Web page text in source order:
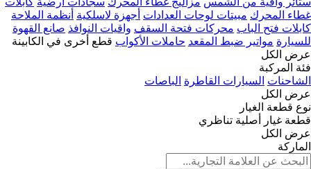
غطاء المحرك مبيتات لوحات العدادات أجهزة لاسلكية أنظمة الملاحة
كابلات فتح الباب محركات فتحة السقف واقيات النوافذ صانع القهوة
للسيارة مواتير ضبط المقعد حاملات الأكواب قطع أخرى في الكابينة
عرض الكل
فئة المركبة
الشاحنات السيارات القاطرة الباصات
عرض الكل
نوع قطعة الغيار
قطعة غيار أصلية تناظري
عرض الكل
الماركة